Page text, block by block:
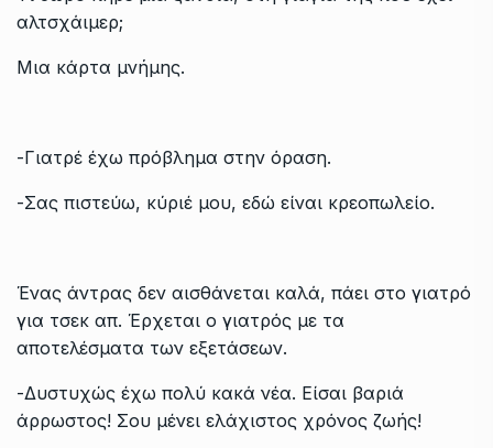
αλτσχάιμερ;
Μια κάρτα μνήμης.
-Γιατρέ έχω πρόβλημα στην όραση.
-Σας πιστεύω, κύριέ μου, εδώ είναι κρεοπωλείο.
Ένας άντρας δεν αισθάνεται καλά, πάει στο γιατρό
για τσεκ απ. Έρχεται ο γιατρός με τα
αποτελέσματα των εξετάσεων.
-Δυστυχώς έχω πολύ κακά νέα. Είσαι βαριά
άρρωστος! Σου μένει ελάχιστος χρόνος ζωής!